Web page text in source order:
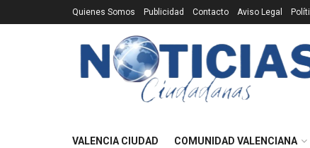
Quienes Somos Publicidad Contacto Aviso Legal
VALENCIA CIUDAD COMUNIDAD VALENCIANA